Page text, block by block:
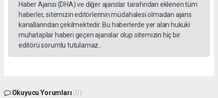
Haber Ajansı (DHA) ve diğer ajanslar tarafından eklenen tüm
haberler, sitemizin editörlerinin müdahalesi olmadan ajans
kanallarından çekilmektedir. Bu haberlerde yer alan hukuki
muhataplar haberi geçen ajanslar olup sitemizin hiç bir
editörü sorumlu tutulamaz...
Okuyucu Yorumları (0)